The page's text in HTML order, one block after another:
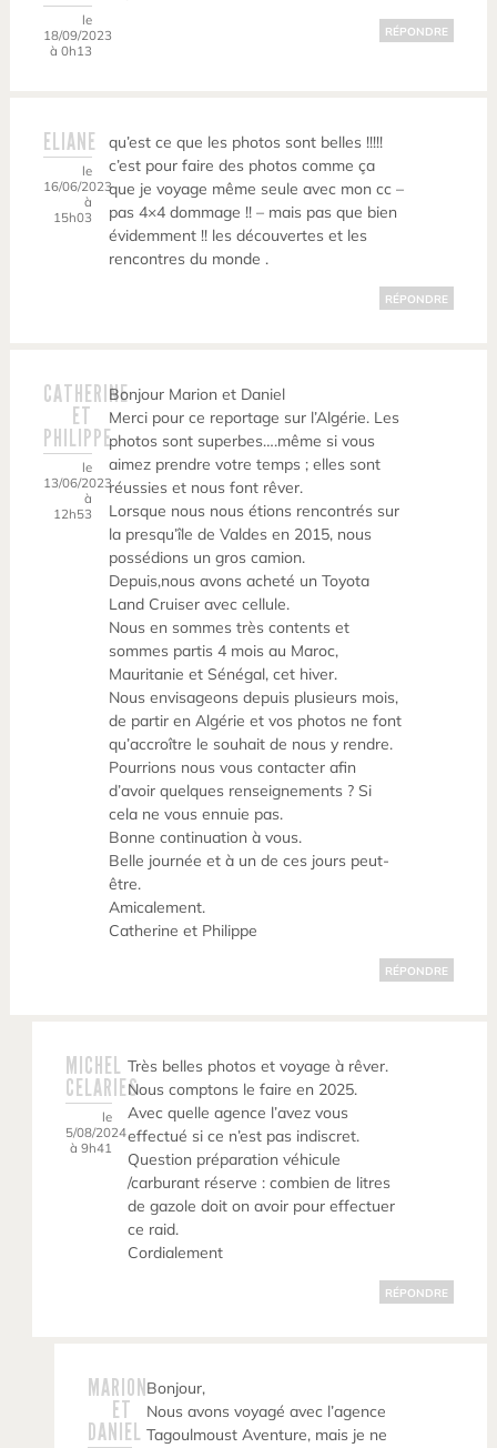
le
18/09/2023
à 0h13
RÉPONDRE
ELIANE
le
16/06/2023
à
15h03
qu’est ce que les photos sont belles !!!!!
c’est pour faire des photos comme ça
que je voyage même seule avec mon cc –
pas 4×4 dommage !! – mais pas que bien
évidemment !! les découvertes et les
rencontres du monde .
RÉPONDRE
CATHERINE
ET
PHILIPPE
le
13/06/2023
à
12h53
Bonjour Marion et Daniel
Merci pour ce reportage sur l’Algérie. Les
photos sont superbes….même si vous
aimez prendre votre temps ; elles sont
réussies et nous font rêver.
Lorsque nous nous étions rencontrés sur
la presqu’île de Valdes en 2015, nous
possédions un gros camion.
Depuis,nous avons acheté un Toyota
Land Cruiser avec cellule.
Nous en sommes très contents et
sommes partis 4 mois au Maroc,
Mauritanie et Sénégal, cet hiver.
Nous envisageons depuis plusieurs mois,
de partir en Algérie et vos photos ne font
qu’accroître le souhait de nous y rendre.
Pourrions nous vous contacter afin
d’avoir quelques renseignements ? Si
cela ne vous ennuie pas.
Bonne continuation à vous.
Belle journée et à un de ces jours peut-
être.
Amicalement.
Catherine et Philippe
RÉPONDRE
MICHEL
CELARIES
le
5/08/2024
à 9h41
Très belles photos et voyage à rêver.
Nous comptons le faire en 2025.
Avec quelle agence l’avez vous
effectué si ce n’est pas indiscret.
Question préparation véhicule
/carburant réserve : combien de litres
de gazole doit on avoir pour effectuer
ce raid.
Cordialement
RÉPONDRE
MARION
ET
DANIEL
Bonjour,
Nous avons voyagé avec l’agence
Tagoulmoust Aventure, mais je ne